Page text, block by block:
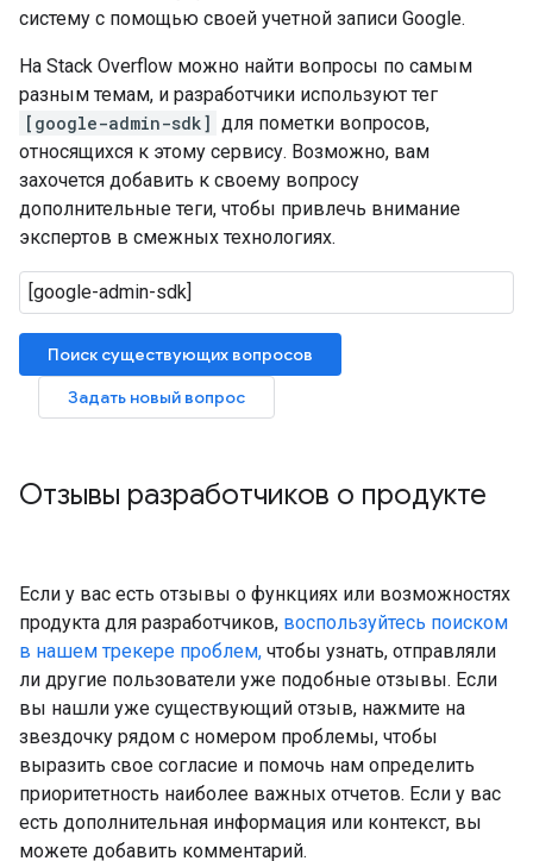
систему с помощью своей учетной записи Google.
На Stack Overflow можно найти вопросы по самым
разным темам, и разработчики используют тег
[google-admin-sdk] для пометки вопросов,
относящихся к этому сервису. Возможно, вам
захочется добавить к своему вопросу
дополнительные теги, чтобы привлечь внимание
экспертов в смежных технологиях.
Поиск существующих вопросов
Задать новый вопрос
Отзывы разработчиков о продукте
Если у вас есть отзывы о функциях или возможностях
продукта для разработчиков, воспользуйтесь поиском
в нашем трекере проблем, чтобы узнать, отправляли
ли другие пользователи уже подобные отзывы. Если
вы нашли уже существующий отзыв, нажмите на
звездочку рядом с номером проблемы, чтобы
выразить свое согласие и помочь нам определить
приоритетность наиболее важных отчетов. Если у вас
есть дополнительная информация или контекст, вы
можете добавить комментарий.